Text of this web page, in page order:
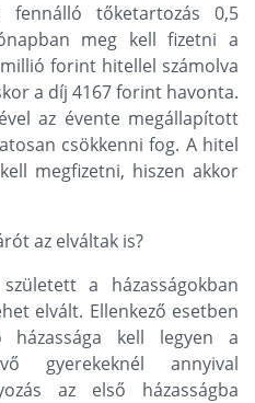
fennálló tőketartozás 0,5
meg kell fizetni a
forint hitellel számolva
a díj 4167 forint havonta.
az évente megállapított
csökkenni fog. A hitel
megfizetni, hiszen akkor
az elváltak is?
a házasságokban
elvált. Ellenkező esetben
kell legyen a
gyerekeknél annyival
az első házasságba